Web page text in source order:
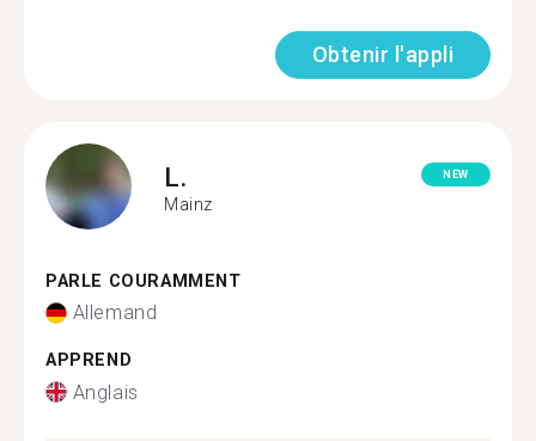
Obtenir l'appli
L.
Mainz
NEW
PARLE COURAMMENT
Allemand
APPREND
Anglais